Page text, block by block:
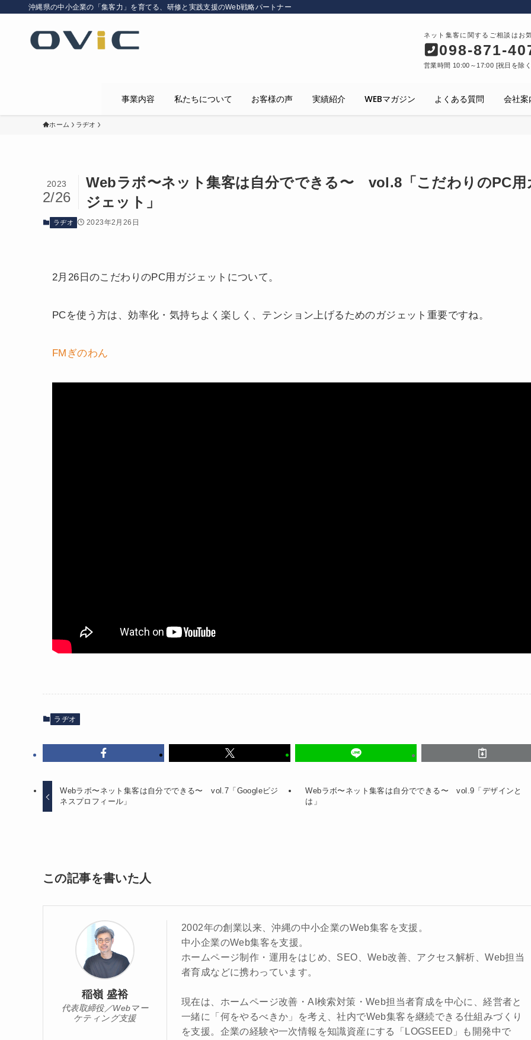
沖縄県の中小企業の「集客力」を育てる、研修と実践支援のWeb戦略パートナー
ネット集客に関するご相談はお
098-871-
営業時間 10:00～17:00 [祝日を除
事業内容 私たちについて お客様の声 実績紹介 WEBマガジン よくある質問 会社案
ホーム ラヂオ
Webラボ〜ネット集客は自分でできる〜 vol.8「こだわりのPC用
ジェット」
2023
2/26
ラヂオ 2023年2月26日
2月26日のこだわりのPC用ガジェットについて。
PCを使う方は、効率化・気持ちよく楽しく、テンション上げるためのガジェット重要ですね。
FMぎのわん
ラヂオ
Webラボ〜ネット集客は自分でできる〜 vol.7「Googleビジ
ネスプロフィール」
Webラボ〜ネット集客は自分でできる〜 vol.9「デザインと
は」
この記事を書いた人
稲嶺 盛裕
代表取締役／Webマー
ケティング支援
2002年の創業以来、沖縄の中小企業のWeb集客を支援。
中小企業のWeb集客を支援。
ホームページ制作・運用をはじめ、SEO、Web改善、アクセス解析、Web担当
者育成などに携わっています。
現在は、ホームページ改善・AI検索対策・Web担当者育成を中心に、経営者と
一緒に「何をやるべきか」を考え、社内でWeb集客を継続できる仕組みづくり
を支援。企業の経験や一次情報を知識資産にする「LOGSEED」も開発中で